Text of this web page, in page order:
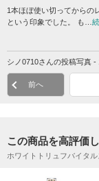
1本ほぼ使い切ってからの
という印象でした。 も…
シノ0710さんの投稿写真
前へ
この商品を高評価
ホワイトトリュフバイタ